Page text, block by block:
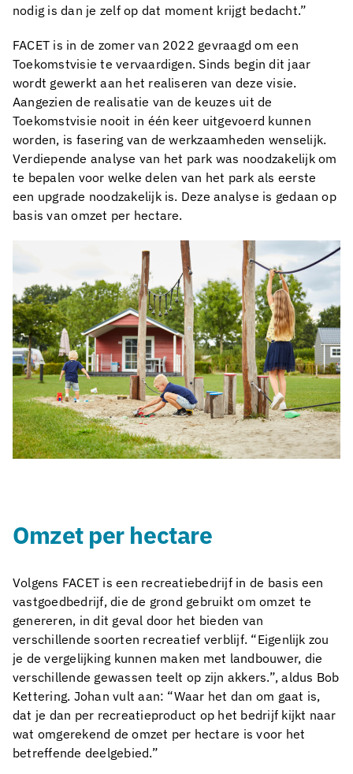
nodig is dan je zelf op dat moment krijgt bedacht.”
FACET is in de zomer van 2022 gevraagd om een
Toekomstvisie te vervaardigen. Sinds begin dit jaar
wordt gewerkt aan het realiseren van deze visie.
Aangezien de realisatie van de keuzes uit de
Toekomstvisie nooit in één keer uitgevoerd kunnen
worden, is fasering van de werkzaamheden wenselijk.
Verdiepende analyse van het park was noodzakelijk om
te bepalen voor welke delen van het park als eerste
een upgrade noodzakelijk is. Deze analyse is gedaan op
basis van omzet per hectare.
Omzet per hectare
Volgens FACET is een recreatiebedrijf in de basis een
vastgoedbedrijf, die de grond gebruikt om omzet te
genereren, in dit geval door het bieden van
verschillende soorten recreatief verblijf. “Eigenlijk zou
je de vergelijking kunnen maken met landbouwer, die
verschillende gewassen teelt op zijn akkers.”, aldus Bob
Kettering. Johan vult aan: “Waar het dan om gaat is,
dat je dan per recreatieproduct op het bedrijf kijkt naar
wat omgerekend de omzet per hectare is voor het
betreffende deelgebied.”